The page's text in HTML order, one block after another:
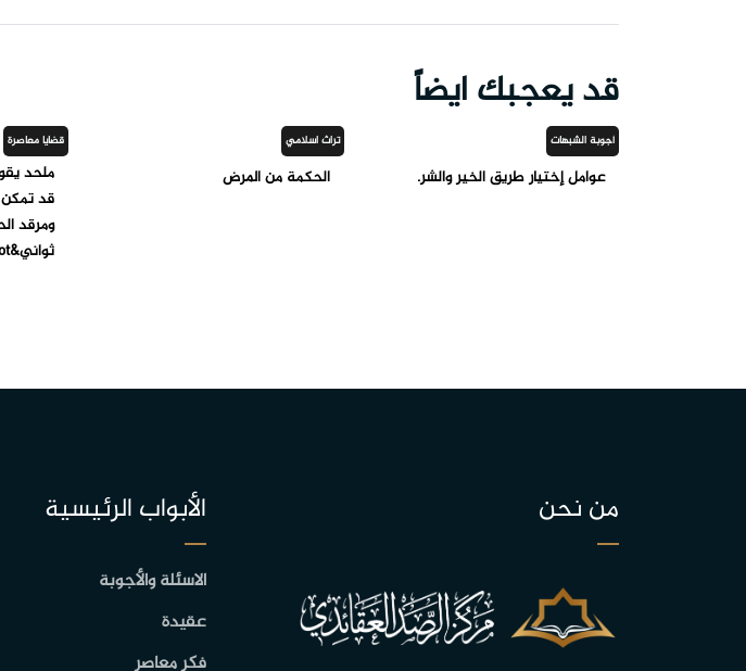
قد يعجبك ايضاً
أجوبة الشبهات
عوامل إختيار طريق الخير والشر.
تراث اسلامي
الحكمة من المرض
قضايا معاصرة
قد
ومرقد
ثواني&quot;
من نحن الأبواب الرئيسية
الاسئلة والأجوبة
عقيدة
فكر معاصر